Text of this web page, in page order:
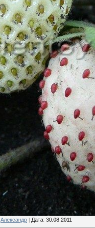
Александр Дата: 30.08.2011